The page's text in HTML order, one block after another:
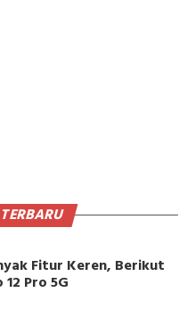
Fitur Keren, Berikut
Pro 5G